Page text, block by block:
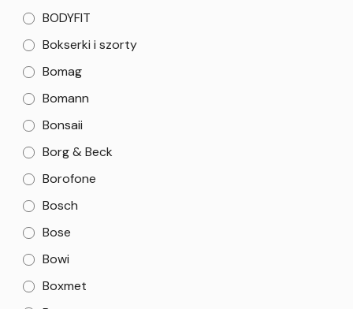
BODYFIT
Bokserki i szorty
Bomag
Bomann
Bonsaii
Borg & Beck
Borofone
Bosch
Bose
Bowi
Boxmet